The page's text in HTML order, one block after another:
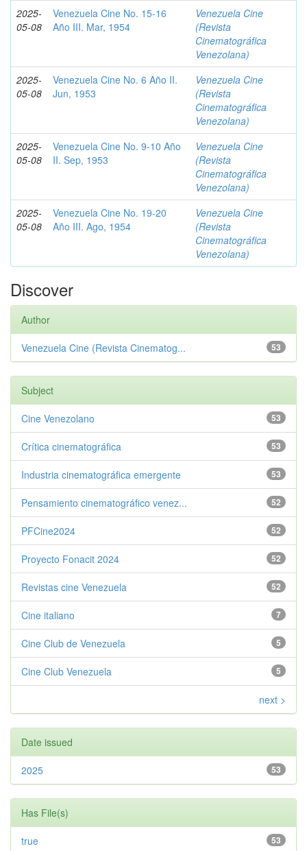
2025-
05-08
Venezuela Cine No. 15-16
Año III. Mar, 1954
Venezuela Cine
(Revista
Cinematográfica
Venezolana)
2025-
05-08
Venezuela Cine No. 6 Año II.
Jun, 1953
Venezuela Cine
(Revista
Cinematográfica
Venezolana)
2025-
05-08
Venezuela Cine No. 9-10 Año
II. Sep, 1953
Venezuela Cine
(Revista
Cinematográfica
Venezolana)
2025-
05-08
Venezuela Cine No. 19-20
Año III. Ago, 1954
Venezuela Cine
(Revista
Cinematográfica
Venezolana)
Discover
Author
53
Venezuela Cine (Revista Cinematog...
Subject
53
Cine Venezolano
53
Crítica cinematográfica
53
Industria cinematográfica emergente
52
Pensamiento cinematográfico venez...
52
PFCine2024
52
Proyecto Fonacit 2024
52
Revistas cine Venezuela
7
Cine italiano
5
Cine Club de Venezuela
5
Cine Club Venezuela
next >
Date issued
53
2025
Has File(s)
53
true